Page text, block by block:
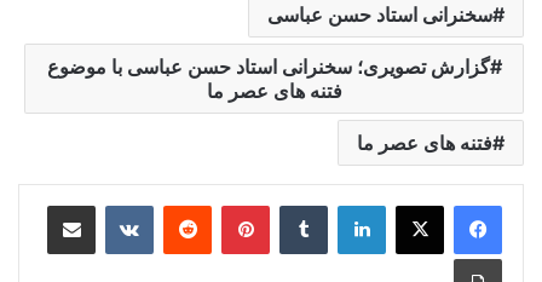
سخنرانی استاد حسن عباسی
گزارش تصویری؛ سخنرانی استاد حسن عباسی با موضوع
فتنه های عصر ما
فتنه های عصر ما
لینکدین ‫تامبلر ‫پین‌ترست‫رددیت ‫VKontakteاشتراک گذاری از طریق ایمیل
چاپ